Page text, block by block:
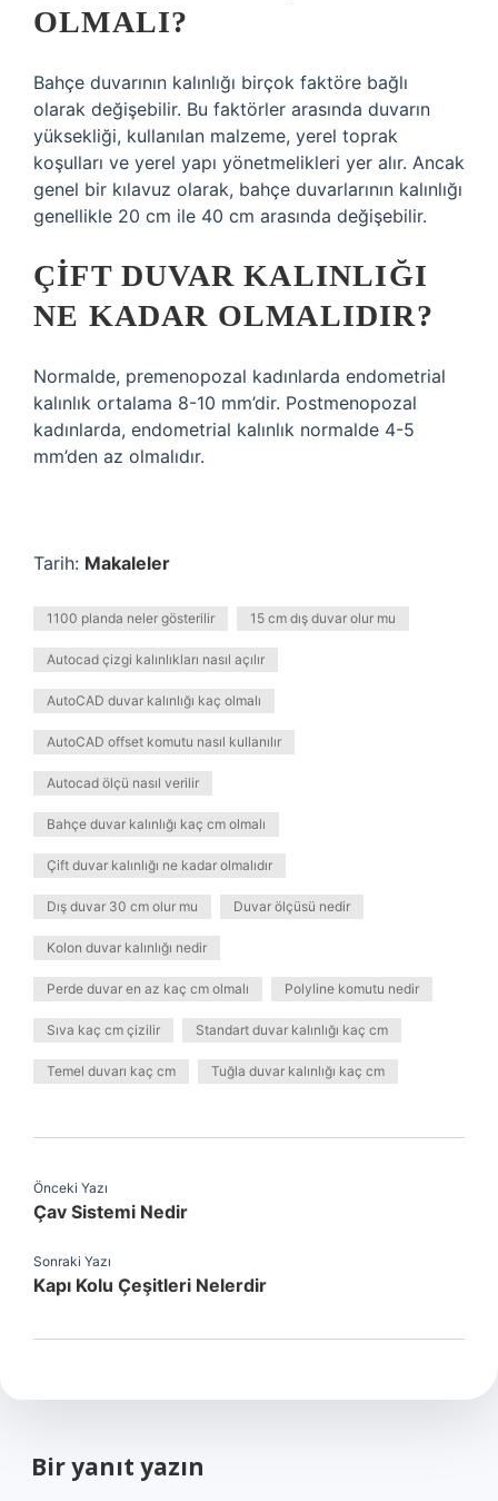
OLMALI?
Bahçe duvarının kalınlığı birçok faktöre bağlı
olarak değişebilir. Bu faktörler arasında duvarın
yüksekliği, kullanılan malzeme, yerel toprak
koşulları ve yerel yapı yönetmelikleri yer alır. Ancak
genel bir kılavuz olarak, bahçe duvarlarının kalınlığı
genellikle 20 cm ile 40 cm arasında değişebilir.
ÇIFT DUVAR KALINLIĞI
NE KADAR OLMALIDIR?
Normalde, premenopozal kadınlarda endometrial
kalınlık ortalama 8-10 mm’dir. Postmenopozal
kadınlarda, endometrial kalınlık normalde 4-5
mm’den az olmalıdır.
Tarih: Makaleler
1100 planda neler gösterilir 15 cm dış duvar olur mu
Autocad çizgi kalınlıkları nasıl açılır
AutoCAD duvar kalınlığı kaç olmalı
AutoCAD offset komutu nasıl kullanılır
Autocad ölçü nasıl verilir
Bahçe duvar kalınlığı kaç cm olmalı
Çift duvar kalınlığı ne kadar olmalıdır
Dış duvar 30 cm olur mu Duvar ölçüsü nedir
Kolon duvar kalınlığı nedir
Perde duvar en az kaç cm olmalı Polyline komutu nedir
Sıva kaç cm çizilir Standart duvar kalınlığı kaç cm
Temel duvarı kaç cm Tuğla duvar kalınlığı kaç cm
Önceki Yazı
Çav Sistemi Nedir
Sonraki Yazı
Kapı Kolu Çeşitleri Nelerdir
Bir yanıt yazın